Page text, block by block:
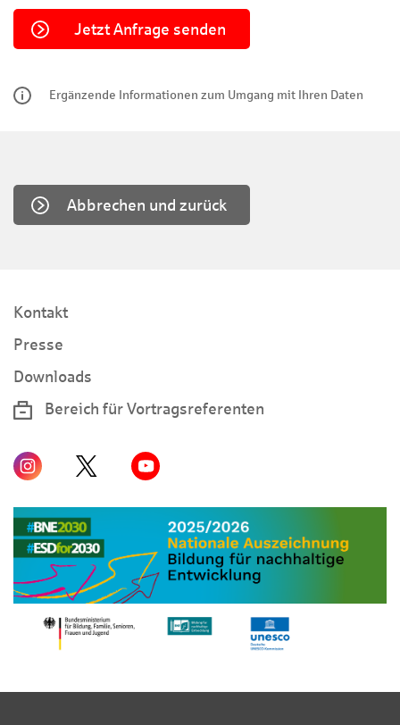
Ergänzende Informationen zum Umgang mit Ihren Daten
Abbrechen und zurück
Kontakt
Presse
Downloads
Bereich für Vortragsreferenten